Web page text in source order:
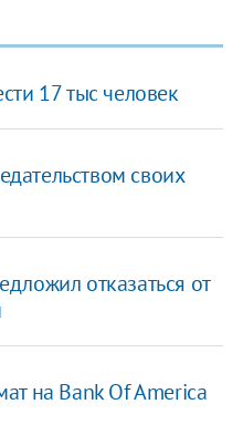
17 тыс человек
своих
отказаться от
на Bank Of America